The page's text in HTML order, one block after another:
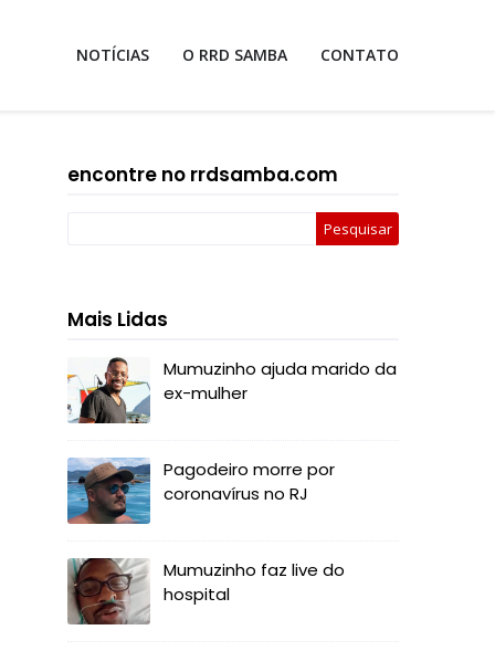
NOTÍCIAS O RRD SAMBA CONTATO
encontre no rrdsamba.com
Mais Lidas
Mumuzinho ajuda marido da
ex-mulher
Pagodeiro morre por
coronavírus no RJ
Mumuzinho faz live do
hospital